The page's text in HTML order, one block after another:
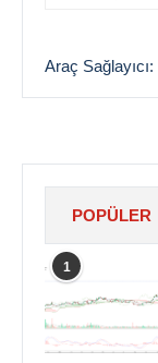
Araç Sağlayıcı:
POPÜLER
1